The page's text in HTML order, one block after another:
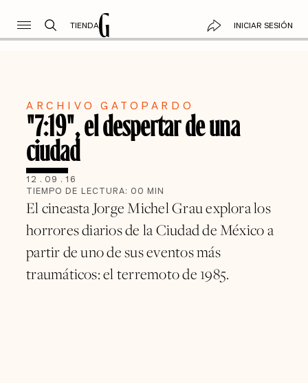
TIENDA INICIAR SESIÓN
ARCHIVO GATOPARDO
"7:19", el despertar de una
ciudad
12 . 09 . 16
TIEMPO DE LECTURA: 00 MIN
El cineasta Jorge Michel Grau explora los
horrores diarios de la Ciudad de México a
partir de uno de sus eventos más
traumáticos: el terremoto de 1985.